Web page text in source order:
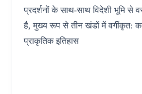
प्रदर्शनों के साथ-साथ विदेशी भूमि से
है, मुख्य रूप से तीन खंडों में वर्गीकृत:
प्राकृतिक इतिहास